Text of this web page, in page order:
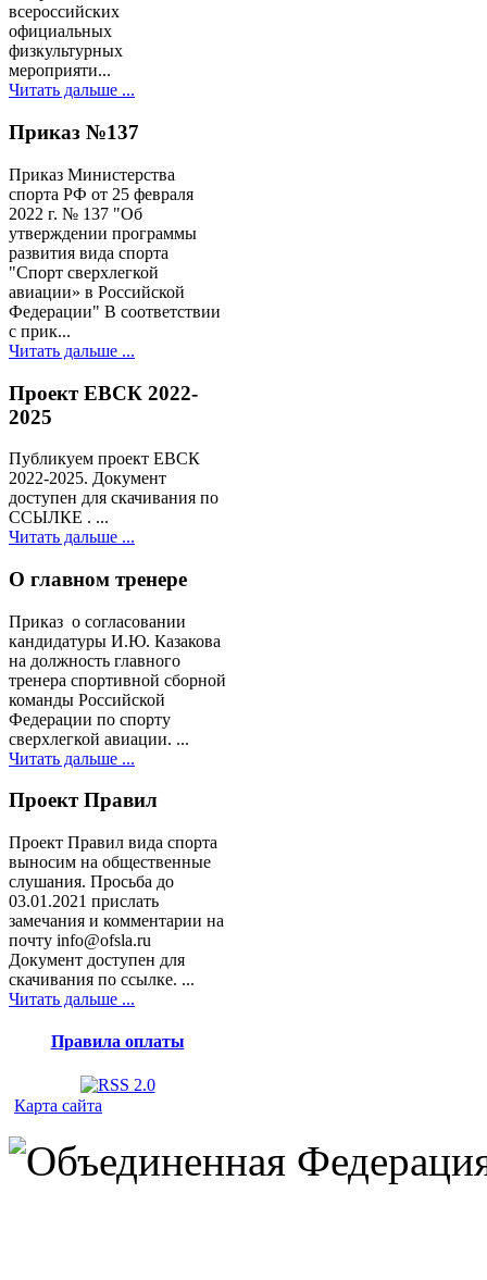
всероссийских
официальных
физкультурных
мероприяти...
Читать дальше ...
Приказ №137
Приказ Министерства
спорта РФ от 25 февраля
2022 г. № 137 "Об
утверждении программы
развития вида спорта
"Спорт сверхлегкой
авиации» в Российской
Федерации" В соответствии
с прик...
Читать дальше ...
Проект ЕВСК 2022-
2025
Публикуем проект ЕВСК
2022-2025. Документ
доступен для скачивания по
ССЫЛКЕ . ...
Читать дальше ...
О главном тренере
Приказ о согласовании
кандидатуры И.Ю. Казакова
на должность главного
тренера спортивной сборной
команды Российской
Федерации по спорту
сверхлегкой авиации. ...
Читать дальше ...
Проект Правил
Проект Правил вида спорта
выносим на общественные
слушания. Просьба до
03.01.2021 прислать
замечания и комментарии на
почту info@ofsla.ru
Документ доступен для
скачивания по ссылке. ...
Читать дальше ...
Правила оплаты
Карта сайта